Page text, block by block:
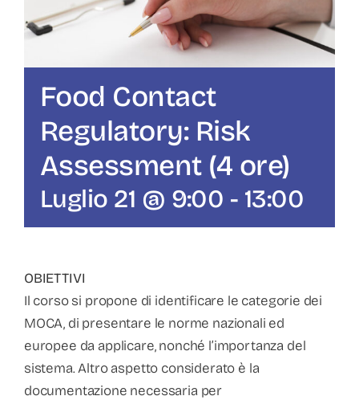
Food Contact
Regulatory: Risk
Assessment (4 ore)
Luglio 21 @ 9:00 - 13:00
OBIETTIVI
Il corso si propone di identificare le categorie dei
MOCA, di presentare le norme nazionali ed
europee da applicare, nonché l’importanza del
sistema. Altro aspetto considerato è la
documentazione necessaria per